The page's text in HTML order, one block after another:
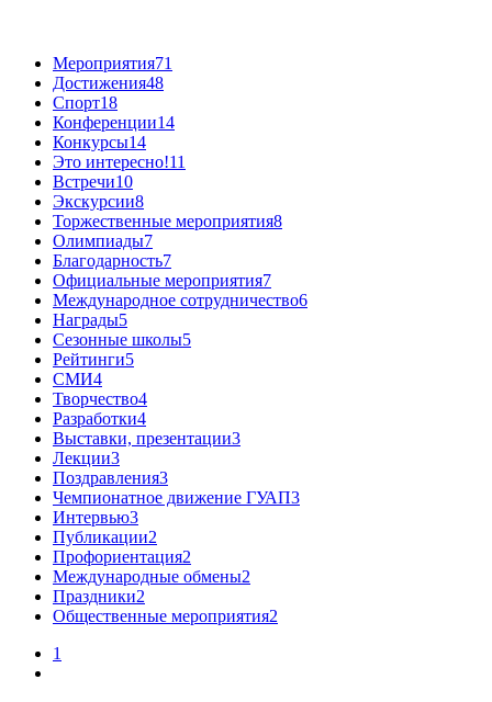
Мероприятия71
Достижения48
Спорт18
Конференции14
Конкурсы14
Это интересно!11
Встречи10
Экскурсии8
Торжественные мероприятия8
Олимпиады7
Благодарность7
Официальные мероприятия7
Международное сотрудничество6
Награды5
Сезонные школы5
Рейтинги5
СМИ4
Творчество4
Разработки4
Выставки, презентации3
Лекции3
Поздравления3
Чемпионатное движение ГУАП3
Интервью3
Публикации2
Профориентация2
Международные обмены2
Праздники2
Общественные мероприятия2
1